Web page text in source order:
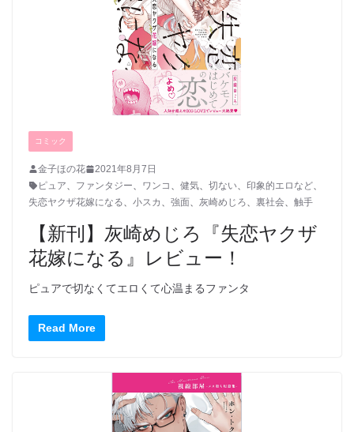
コミック
金子ほの花
2021年8月7日
ピュア
ファンタジー ワンコ 健気 切ない 印象的エロなど
失恋ヤクザ花嫁になる
小スカ 強面 灰崎めじろ 裏社会 触手
【新刊】灰崎めじろ『失恋ヤクザ
花嫁になる』レビュー！
ピュアで切なくてエロくて心温まるファンタ
Read More